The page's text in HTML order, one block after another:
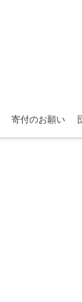
寄付のお願い